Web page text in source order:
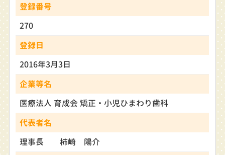
登録番号
270
登録日
2016年3月3日
企業等名
医療法人 育成会 矯正・小児ひまわり歯科
代表者名
理事長 柿崎 陽介